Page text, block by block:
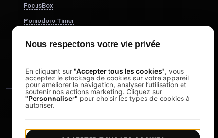
FocusBox
Pomodoro Timer
Nous respectons votre vie privée
En cliquant sur "Accepter tous les cookies", vous
acceptez le stockage de cookies sur votre appareil
pour améliorer la navigation, analyser l’utilisation et
soutenir nos actions marketing. Cliquez sur
"Personnaliser" pour choisir les types de cookies à
autoriser.